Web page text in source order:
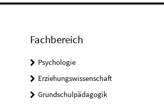
Fachbereich
Psychologie
Erziehungswissenschaft
Grundschulpädagogik